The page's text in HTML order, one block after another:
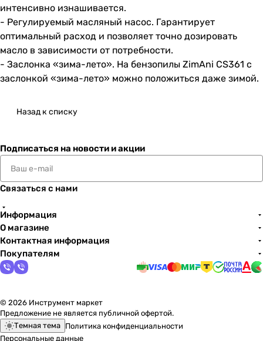
интенсивно изнашивается.
- Регулируемый масляный насос. Гарантирует
оптимальный расход и позволяет точно дозировать
масло в зависимости от потребности.
- Заслонка «зима-лето». На бензопилы ZimAni CS361 с
заслонкой «зима-лето» можно положиться даже зимой.
Назад к списку
Подписаться на новости и акции
Связаться с нами
Информация
О магазине
Контактная информация
Покупателям
© 2026 Инструмент маркет
Предложение не является публичной офертой.
Темная тема Политика конфиденциальности
Персональные данные